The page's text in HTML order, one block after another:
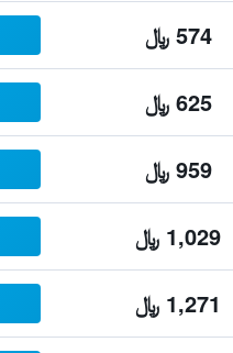
574 ﷼
625 ﷼
959 ﷼
1,029 ﷼
1,271 ﷼